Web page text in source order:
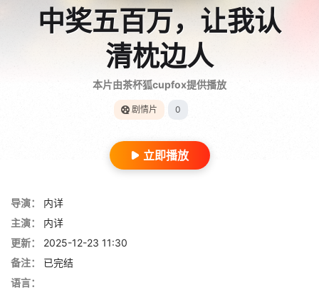
中奖五百万，让我认
清枕边人
本片由茶杯狐cupfox提供播放
剧情片 0
立即播放
导演：
内详
主演：
内详
更新：
2025-12-23 11:30
备注：
已完结
语言：